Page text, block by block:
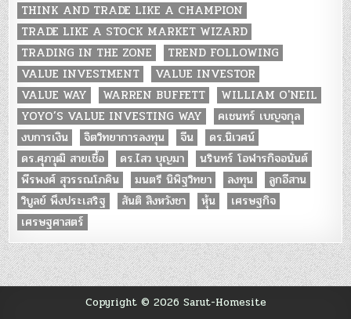
THINK AND TRADE LIKE A CHAMPION
TRADE LIKE A STOCK MARKET WIZARD
TRADING IN THE ZONE
TREND FOLLOWING
VALUE INVESTMENT
VALUE INVESTOR
VALUE WAY
WARREN BUFFETT
WILLIAM O'NEIL
YOYO’S VALUE INVESTING WAY
คเชนทร์ เบญจกุล
งบการเงิน
จิตวิทยาการลงทุน จีน
ดร.นิเวศน์
ดร.ศุภวุฒิ สายเชื้อ
ดร.ไสว บุญมา
นรินทร์ โอฬารกิจอนันต์
พีรพงศ์ สุวรรณโภคิน
มนตรี นิพิฐวิทยา ลงทุน
ลูกอีสาน
วิบูลย์ พึงประเสริฐ
สันติ สิงหวังชา หุ้น
เศรษฐกิจ
เศรษฐศาสตร์
Copyright © 2026 Sarut-Homesite